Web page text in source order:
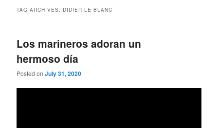
TAG ARCHIVES: DIDIER LE BLANC
Los marineros adoran un
hermoso día
Posted onJuly 31, 2020